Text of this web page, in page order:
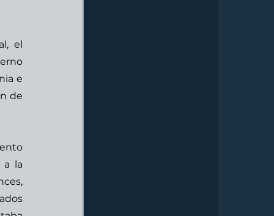
el
e
de
a la